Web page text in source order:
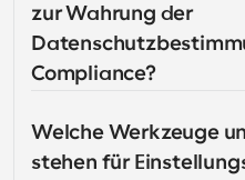
zur Wahrung der
Compliance?
Welche Werkzeuge
stehen für